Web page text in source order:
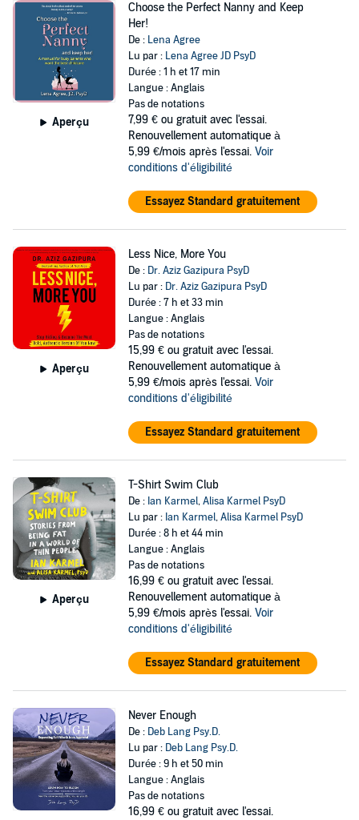
Aperçu
Choose the Perfect Nanny and Keep
Her!
De : Lena Agree
Lu par : Lena Agree JD PsyD
Durée : 1 h et 17 min
Langue : Anglais
Pas de notations
7,99 € ou gratuit avec l'essai.
Renouvellement automatique à
5,99 €/mois après l'essai. Voir
conditions d'éligibilité
Essayez Standard gratuitement
Aperçu
Less Nice, More You
De : Dr. Aziz Gazipura PsyD
Lu par : Dr. Aziz Gazipura PsyD
Durée : 7 h et 33 min
Langue : Anglais
Pas de notations
15,99 € ou gratuit avec l'essai.
Renouvellement automatique à
5,99 €/mois après l'essai. Voir
conditions d'éligibilité
Essayez Standard gratuitement
Aperçu
T-Shirt Swim Club
De : Ian Karmel,Alisa Karmel PsyD
Lu par : Ian Karmel,Alisa Karmel PsyD
Durée : 8 h et 44 min
Langue : Anglais
Pas de notations
16,99 € ou gratuit avec l'essai.
Renouvellement automatique à
5,99 €/mois après l'essai. Voir
conditions d'éligibilité
Essayez Standard gratuitement
Never Enough
De : Deb Lang Psy.D.
Lu par : Deb Lang Psy.D.
Durée : 9 h et 50 min
Langue : Anglais
Pas de notations
16,99 € ou gratuit avec l'essai.